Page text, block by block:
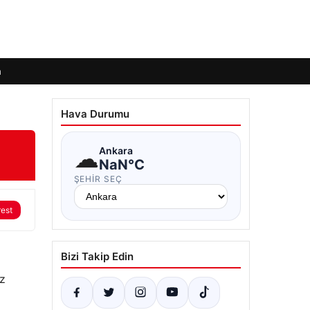
Hava Durumu
☁Ankara
NaN°C
ŞEHIR SEÇ
Bizi Takip Edin